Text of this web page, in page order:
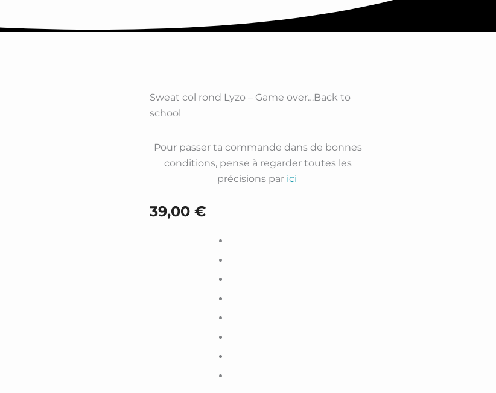
Sweat col rond Lyzo – Game over…Back to
school
Pour passer ta commande dans de bonnes
conditions, pense à regarder toutes les
précisions par ici
39,00 €
quantité
over...Back